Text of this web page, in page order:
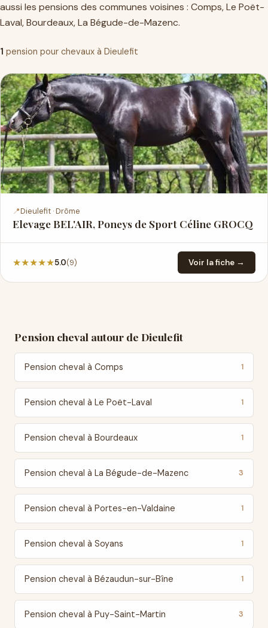
aussi les pensions des communes voisines : Comps,Le Poët-
Laval,Bourdeaux,La Bégude-de-Mazenc.
1 pension pour chevaux à Dieulefit
📍Dieulefit · Drôme
Elevage BEL'AIR, Poneys de Sport Céline GROCQ
★★★★★5.0(9) Voir la fiche →
Pension cheval autour de Dieulefit
Pension cheval à Comps 1
Pension cheval à Le Poët-Laval 1
Pension cheval à Bourdeaux 1
Pension cheval à La Bégude-de-Mazenc 3
Pension cheval à Portes-en-Valdaine 1
Pension cheval à Soyans 1
Pension cheval à Bézaudun-sur-Bîne 1
Pension cheval à Puy-Saint-Martin 3